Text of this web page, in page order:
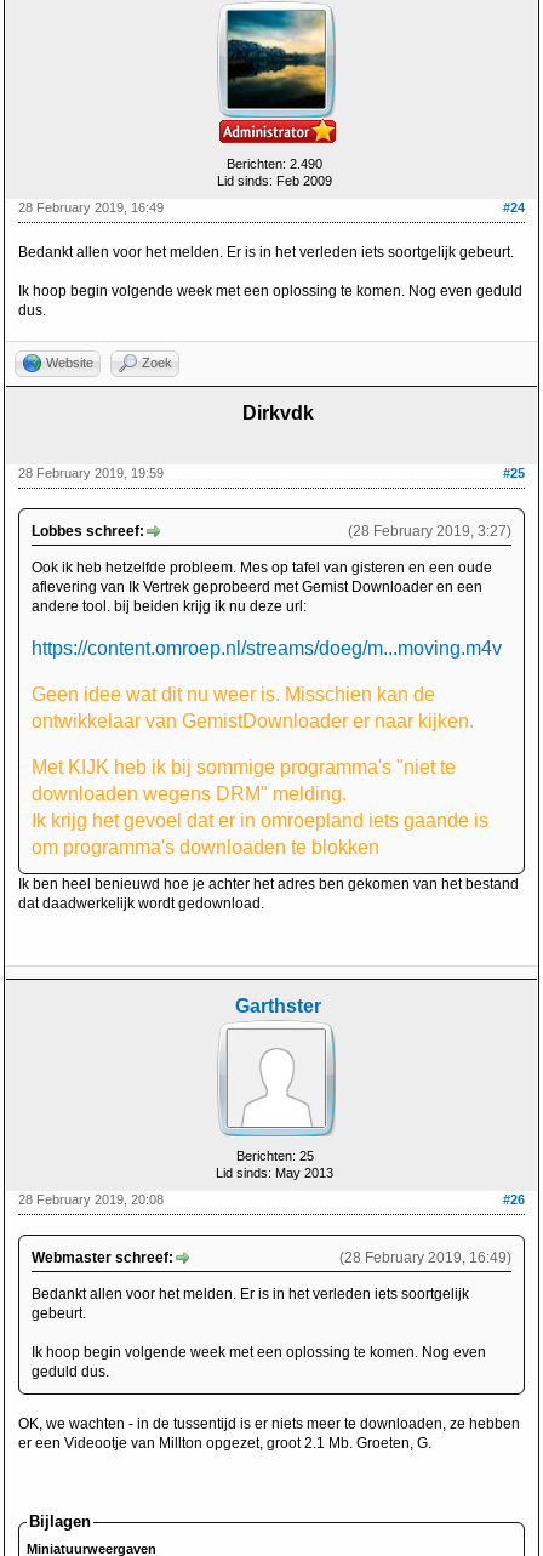
Berichten: 2.490
Lid sinds: Feb 2009
#24
28 February 2019, 16:49
Bedankt allen voor het melden. Er is in het verleden iets soortgelijk gebeurt.
Ik hoop begin volgende week met een oplossing te komen. Nog even geduld
dus.
Website Zoek
Dirkvdk
#25
28 February 2019, 19:59
(28 February 2019, 3:27)
Lobbes schreef:
Ook ik heb hetzelfde probleem. Mes op tafel van gisteren en een oude
aflevering van Ik Vertrek geprobeerd met Gemist Downloader en een
andere tool. bij beiden krijg ik nu deze url:
https://content.omroep.nl/streams/doeg/m...moving.m4v
Geen idee wat dit nu weer is. Misschien kan de
ontwikkelaar van GemistDownloader er naar kijken.
Met KIJK heb ik bij sommige programma's "niet te
downloaden wegens DRM" melding.
Ik krijg het gevoel dat er in omroepland iets gaande is
om programma's downloaden te blokken
Ik ben heel benieuwd hoe je achter het adres ben gekomen van het bestand
dat daadwerkelijk wordt gedownload.
Garthster
Berichten: 25
Lid sinds: May 2013
#26
28 February 2019, 20:08
(28 February 2019, 16:49)
Webmaster schreef:
Bedankt allen voor het melden. Er is in het verleden iets soortgelijk
gebeurt.
Ik hoop begin volgende week met een oplossing te komen. Nog even
geduld dus.
OK, we wachten - in de tussentijd is er niets meer te downloaden, ze hebben
er een Videootje van Millton opgezet, groot 2.1 Mb. Groeten, G.
Bijlagen
Miniatuurweergaven